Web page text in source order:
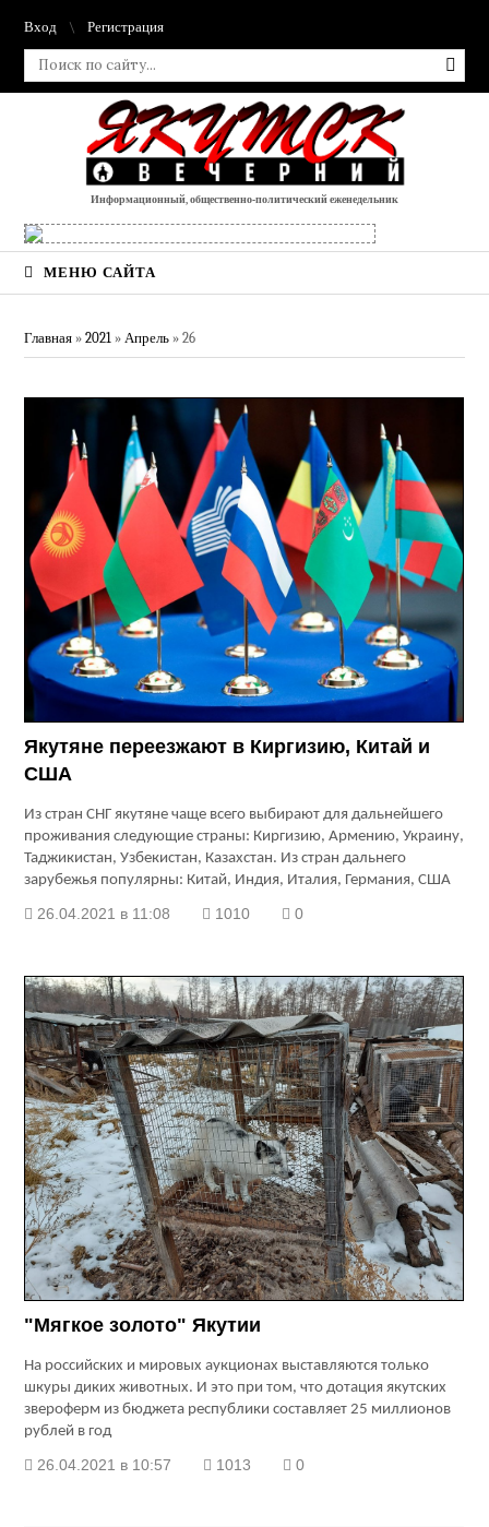
Вход Регистрация
Информационный, общественно-политический еженедельник
МЕНЮ САЙТА
Главная »2021 » Апрель » 26
Якутяне переезжают в Киргизию, Китай и
США
Из стран СНГ якутяне чаще всего выбирают для дальнейшего
проживания следующие страны: Киргизию, Армению, Украину,
Таджикистан, Узбекистан, Казахстан. Из стран дальнего
зарубежья популярны: Китай, Индия, Италия, Германия, США
26.04.2021 в 11:08 1010 0
"Мягкое золото" Якутии
На российских и мировых аукционах выставляются только
шкуры диких животных. И это при том, что дотация якутских
звероферм из бюджета республики составляет 25 миллионов
рублей в год
26.04.2021 в 10:57 1013 0